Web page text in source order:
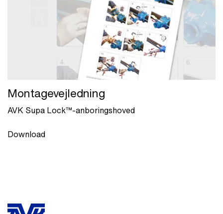
Montagevejledning
AVK Supa Lock™-anboringshoved
Download